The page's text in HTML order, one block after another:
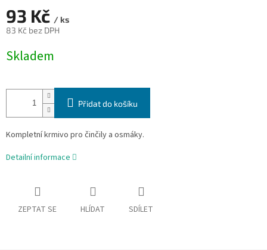
93 Kč / ks
83 Kč bez DPH
cena:
Skladem
Přidat do košíku
Kompletní krmivo pro činčily a osmáky.
Detailní informace
ZEPTAT SE HLÍDAT SDÍLET